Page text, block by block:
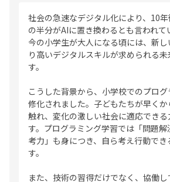
社会の急速なデジタル化により、10
の半分がAIに置き換わるとも言われて
今の小学生が大人になる頃には、新
り高いデジタルスキルが求められる
す。
こうした背景から、小学校でのプロ
修化されました。子どもたちが早く
触れ、変化の激しい社会に適応でき
す。プログラミング学習では「問題
考力」も身につき、自ら考え行動でき
す。
また、技術の習得だけでなく、協働